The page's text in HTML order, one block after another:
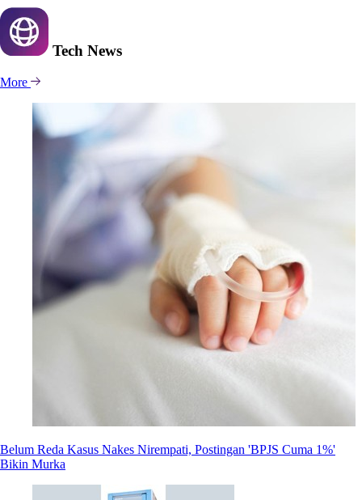
Tech News
More
Belum Reda Kasus Nakes Nirempati, Postingan 'BPJS Cuma 1%'
Bikin Murka